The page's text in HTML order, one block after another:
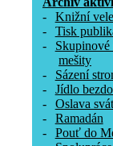
-
Knižní
-
Tisk
-
Skupinové
mešity
-
Sázení
-
Jídlo
-
Oslava
-
Ramadán
-
Pouť do